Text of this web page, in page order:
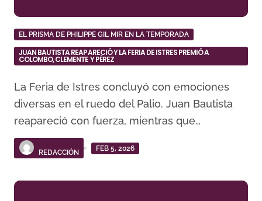
EL PRISMA DE PHILIPPE GIL MIR EN LA TEMPORADA
JUAN BAUTISTA REAPARECIÓ Y LA FERIA DE ISTRES PREMIÓ A
COLOMBO, CLEMENTE Y PÉREZ
La Feria de Istres concluyó con emociones
diversas en el ruedo del Palio. Juan Bautista
reapareció con fuerza, mientras que…
REDACCIÓN
FEB 5, 2026